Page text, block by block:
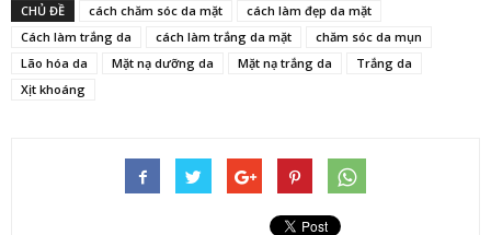
CHỦ ĐỀ cách chăm sóc da mặt
cách làm đẹp da mặt
Cách làm trắng da
cách làm trắng da mặt
chăm sóc da mụn
Lão hóa da
Mặt nạ dưỡng da Mặt nạ trắng da
Trắng da
Xịt khoáng